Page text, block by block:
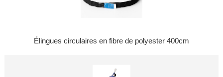
Élingues circulaires en fibre de polyester 400cm